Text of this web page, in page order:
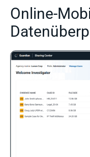
Online-